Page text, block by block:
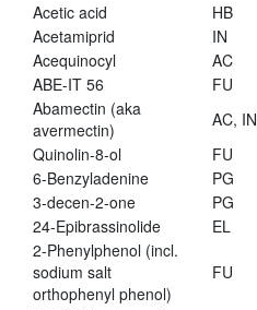
Acetic acid
HB
Acetamiprid
IN
Acequinocyl
AC
ABE-IT 56
FU
Abamectin (aka
avermectin)
AC, IN
Quinolin-8-ol
FU
6-Benzyladenine
PG
3-decen-2-one
PG
24-Epibrassinolide
EL
2-Phenylphenol (incl.
sodium salt
orthophenyl phenol)
FU